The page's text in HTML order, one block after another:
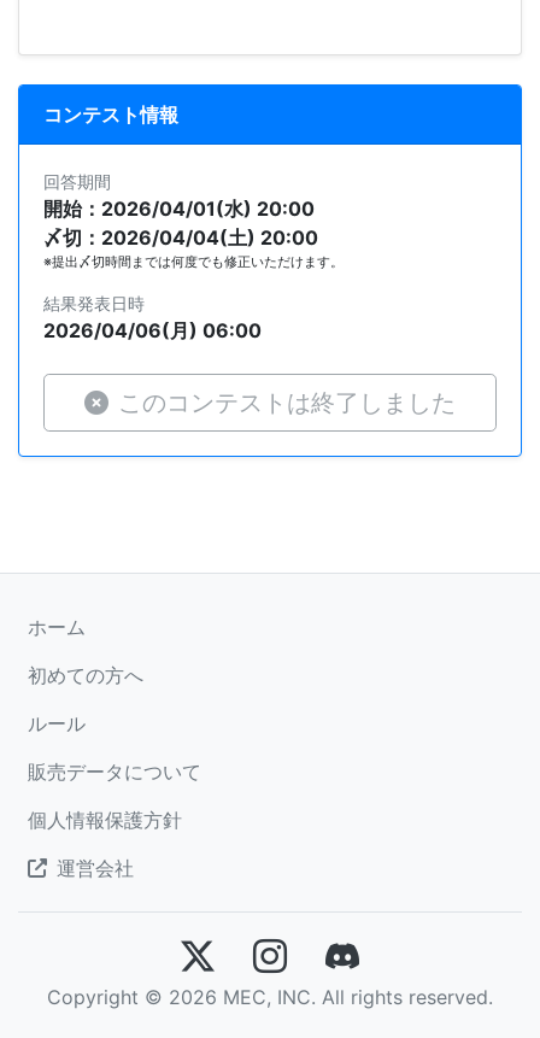
コンテスト情報
回答期間
開始：2026/04/01(水) 20:00
〆切：2026/04/04(土) 20:00
※提出〆切時間までは何度でも修正いただけます。
結果発表日時
2026/04/06(月) 06:00
このコンテストは終了しました
ホーム
初めての方へ
ルール
販売データについて
個人情報保護方針
運営会社
Copyright © 2026 MEC, INC. All rights reserved.